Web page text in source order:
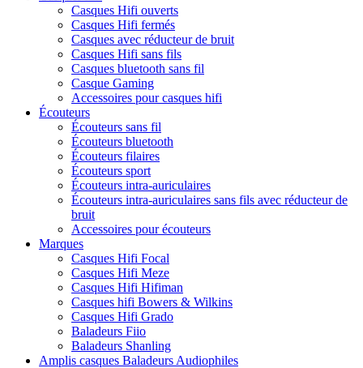
Casques Hifi ouverts
Casques Hifi fermés
Casques avec réducteur de bruit
Casques Hifi sans fils
Casques bluetooth sans fil
Casque Gaming
Accessoires pour casques hifi
Écouteurs
Écouteurs sans fil
Écouteurs bluetooth
Écouteurs filaires
Écouteurs sport
Écouteurs intra-auriculaires
Écouteurs intra-auriculaires sans fils avec réducteur de
bruit
Accessoires pour écouteurs
Marques
Casques Hifi Focal
Casques Hifi Meze
Casques Hifi Hifiman
Casques hifi Bowers & Wilkins
Casques Hifi Grado
Baladeurs Fiio
Baladeurs Shanling
Amplis casques Baladeurs Audiophiles